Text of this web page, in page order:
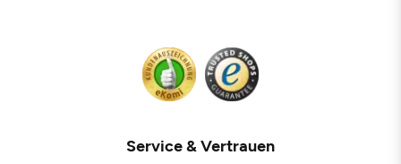
Service & Vertrauen